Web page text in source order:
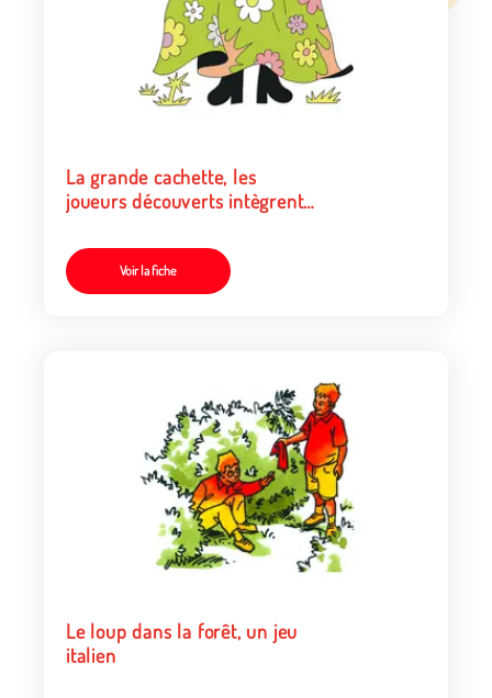
La grande cachette, les
joueurs découverts intègrent
Voir la fiche
Le loup dans la forêt, un jeu
italien